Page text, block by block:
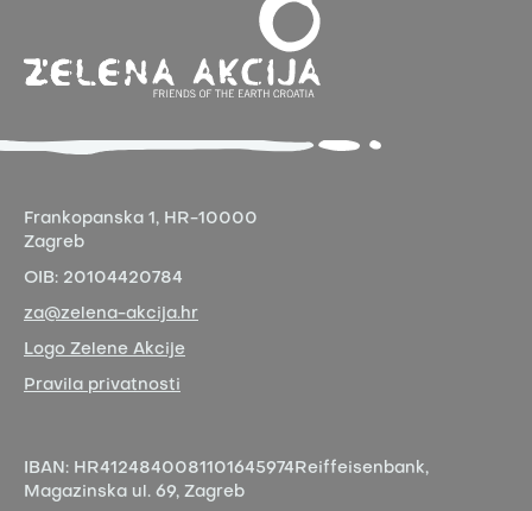
Frankopanska 1, HR-10000
Zagreb
OIB: 20104420784
za@zelena-akcija.hr
Logo Zelene Akcije
Pravila privatnosti
IBAN: HR4124840081101645974 Reiffeisenbank,
Magazinska ul. 69, Zagreb